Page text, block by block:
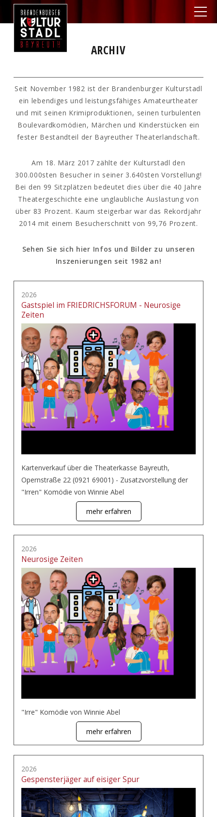
ARCHIV
Seit November 1982 ist der Brandenburger Kulturstadl
ein lebendiges und leistungsfähiges Amateurtheater
und mit seinen Krimiproduktionen, seinen turbulenten
Boulevardkomödien, Märchen und Kinderstücken ein
fester Bestandteil der Bayreuther Theaterlandschaft.
Am 18. März 2017 zählte der Kulturstadl den
300.000sten Besucher in seiner 3.640sten Vorstellung!
Bei den 99 Sitzplätzen bedeutet dies über die 40 Jahre
Theatergeschichte eine unglaubliche Auslastung von
über 83 Prozent. Kaum steigerbar war das Rekordjahr
2014 mit einem Besucherschnitt von 99,76 Prozent.
Sehen Sie sich hier Infos und Bilder zu unseren
Inszenierungen seit 1982 an!
2026
Gastspiel im FRIEDRICHSFORUM - Neurosige
Zeiten
Kartenverkauf über die Theaterkasse Bayreuth,
Opernstraße 22 (0921 69001) - Zusatzvorstellung der
"Irren" Komödie von Winnie Abel
mehr erfahren
2026
Neurosige Zeiten
"Irre" Komödie von Winnie Abel
mehr erfahren
2026
Gespensterjäger auf eisiger Spur